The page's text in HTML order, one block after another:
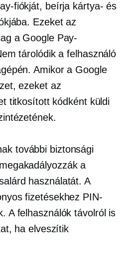
fiókját, beírja kártya- és
Ezeket az
a Google Pay-
tárolódik a felhasználó
Amikor a Google
ezeket az
titkosított kódként küldi
további biztonsági
a
használatát. A
fizetésekhez PIN-
A felhasználók távolról is
ha elveszítik